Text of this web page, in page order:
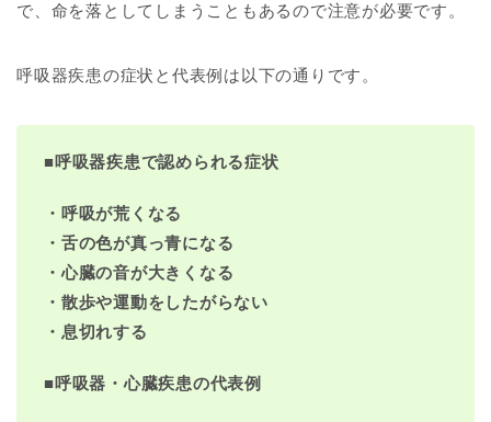
で、命を落としてしまうこともあるので注意が必要です。
呼吸器疾患の症状と代表例は以下の通りです。
■呼吸器疾患で認められる症状
・呼吸が荒くなる
・舌の色が真っ青になる
・心臓の音が大きくなる
・散歩や運動をしたがらない
・息切れする
■呼吸器・心臓疾患の代表例